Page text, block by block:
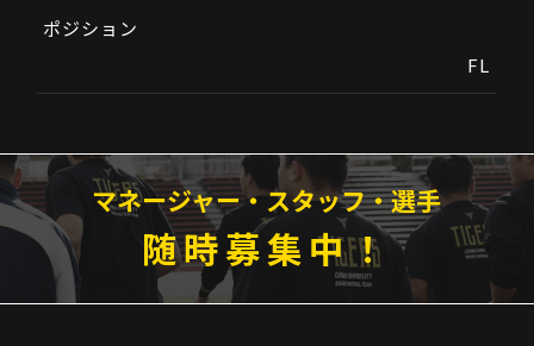
ポジション
FL
マネージャー・スタッフ・選手
随時募集中！